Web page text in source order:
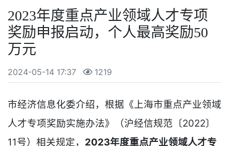
2023年度重点产业领域人才专项
奖励申报启动，个人最高奖励50
万元
2024-05-14 17:37 1219
市经济信息化委介绍，根据《上海市重点产业领域
人才专项奖励实施办法》（沪经信规范〔2022〕
11号）相关规定， 2023年度重点产业领域人才专